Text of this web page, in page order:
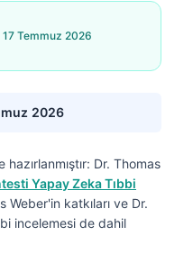
17 Temmuz 2026
2026
Dr. Thomas
Yapay Zeka Tıbbi
Weber'in katkıları ve Dr.
incelemesi de dahil